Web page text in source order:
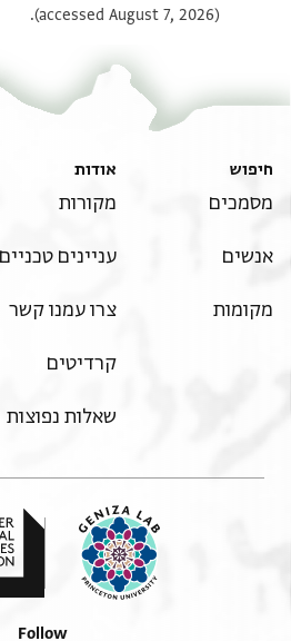
(accessed August 7, 2026).
חיפוש
מסמכים
אנשים
מקומות
אודות
מקורות
עניינים טכניים
צרו עמנו קשר
קרדיטים
שאלות נפוצות
Follow